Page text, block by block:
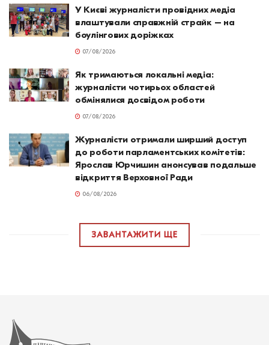
У Києві журналісти провідних медіа
влаштували справжній страйк – на
боулінгових доріжках
07/08/2026
Як тримаються локальні медіа:
журналісти чотирьох областей
обмінялися досвідом роботи
07/08/2026
Журналісти отримали ширший доступ
до роботи парламентських комітетів:
Ярослав Юрчишин анонсував подальше
відкриття Верховної Ради
06/08/2026
ЗАВАНТАЖИТИ ЩЕ